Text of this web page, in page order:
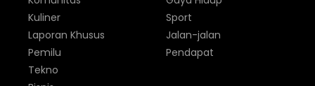
Kuliner
Laporan Khusus
Pemilu
Sport
Jalan-jalan
Pendapat
Tekno